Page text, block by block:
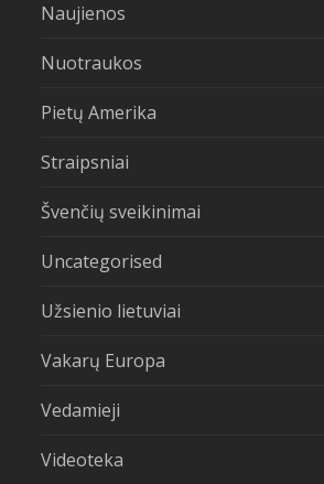
Naujienos
Nuotraukos
Pietų Amerika
Straipsniai
Švenčių sveikinimai
Uncategorised
Užsienio lietuviai
Vakarų Europa
Vedamieji
Videoteka